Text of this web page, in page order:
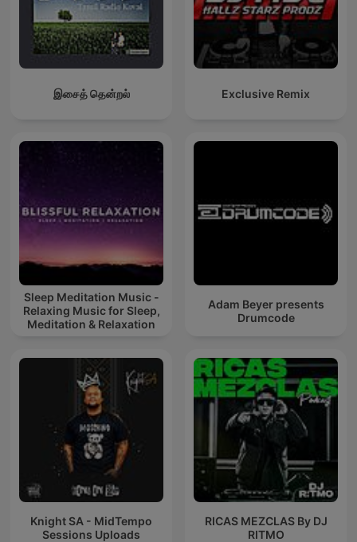
இசைத் தென்றல் Exclusive Remix
Sleep Meditation Music -
Relaxing Music for Sleep,
Meditation & Relaxation
Adam Beyer presents
Drumcode
Knight SA - MidTempo
Sessions Uploads
RICAS MEZCLAS By DJ
RITMO